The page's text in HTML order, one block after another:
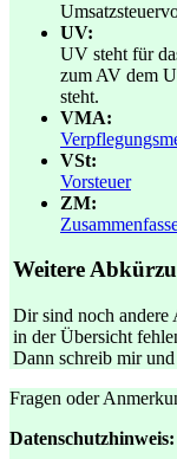
UV:
UV steht für
zum AV dem
steht.
VMA:
VSt:
Vorsteuer
ZM:
Weitere
Dir sind noch andere
in der Übersicht
Dann schreib mir
Fragen oder
Datenschutzhinweis: